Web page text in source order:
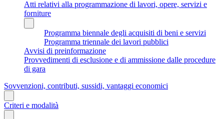
Atti relativi alla programmazione di lavori, opere, servizi e
forniture
Programma biennale degli acquisiti di beni e servizi
Programma triennale dei lavori pubblici
Avvisi di preinformazione
Provvedimenti di esclusione e di ammissione dalle procedure
di gara
Sovvenzioni, contributi, sussidi, vantaggi economici
Criteri e modalità